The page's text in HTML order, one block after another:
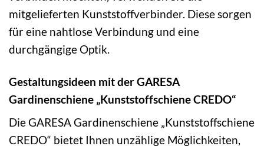
mitgelieferten Kunststoffverbinder. Diese sorgen
für eine nahtlose Verbindung und eine
durchgängige Optik.
Gestaltungsideen mit der GARESA
Gardinenschiene „Kunststoffschiene CREDO“
Die GARESA Gardinenschiene „Kunststoffschiene
CREDO“ bietet Ihnen unzählige Möglichkeiten,